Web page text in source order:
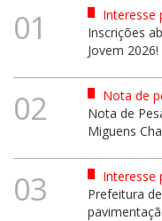
01
Interesse
Inscrições
Jovem 2026!
02
Nota de
Nota de
Miguens
03
Interesse
Prefeitura